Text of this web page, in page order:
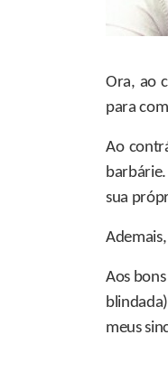
Ora, ao
para
Ao
sua
Aos
meus